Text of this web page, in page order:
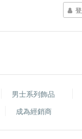
男士系列飾品
成為經銷商